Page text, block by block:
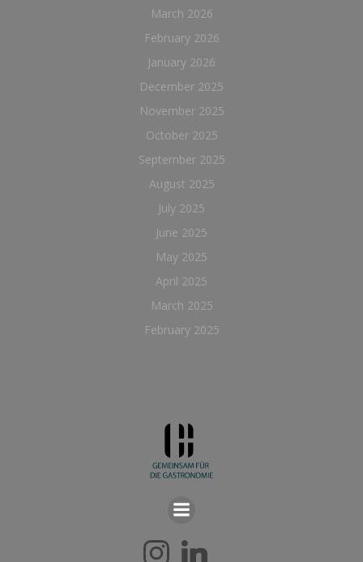
March 2026
February 2026
January 2026
December 2025
November 2025
October 2025
September 2025
August 2025
July 2025
June 2025
May 2025
April 2025
March 2025
February 2025